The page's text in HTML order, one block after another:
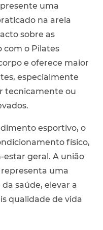
uma
na areia
sobre as
com o Pilates
e oferece maior
especialmente
tecnicamente ou
esportivo, o
físico,
estar geral. A união
uma
saúde, elevar a
qualidade de vida